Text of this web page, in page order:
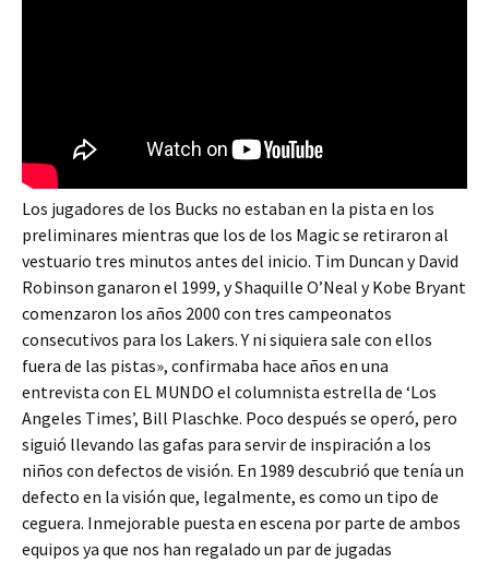
Los jugadores de los Bucks no estaban en la pista en los
preliminares mientras que los de los Magic se retiraron al
vestuario tres minutos antes del inicio. Tim Duncan y David
Robinson ganaron el 1999, y Shaquille O’Neal y Kobe Bryant
comenzaron los años 2000 con tres campeonatos
consecutivos para los Lakers. Y ni siquiera sale con ellos
fuera de las pistas», confirmaba hace años en una
entrevista con EL MUNDO el columnista estrella de ‘Los
Angeles Times’, Bill Plaschke. Poco después se operó, pero
siguió llevando las gafas para servir de inspiración a los
niños con defectos de visión. En 1989 descubrió que tenía un
defecto en la visión que, legalmente, es como un tipo de
ceguera. Inmejorable puesta en escena por parte de ambos
equipos ya que nos han regalado un par de jugadas